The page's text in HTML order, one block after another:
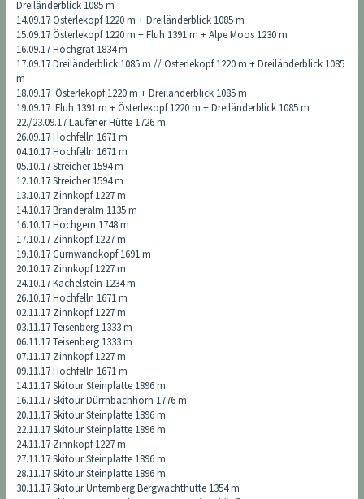
Dreiländerblick 1085 m
14.09.17 Österlekopf 1220 m + Dreiländerblick 1085 m
15.09.17 Österlekopf 1220 m + Fluh 1391 m + Alpe Moos 1230 m
16.09.17 Hochgrat 1834 m
17.09.17 Dreiländerblick 1085 m // Österlekopf 1220 m + Dreiländerblick 1085
m
18.09.17 Österlekopf 1220 m + Dreiländerblick 1085 m
19.09.17 Fluh 1391 m + Österlekopf 1220 m + Dreiländerblick 1085 m
22./23.09.17 Laufener Hütte 1726 m
26.09.17 Hochfelln 1671 m
04.10.17 Hochfelln 1671 m
05.10.17 Streicher 1594 m
12.10.17 Streicher 1594 m
13.10.17 Zinnkopf 1227 m
14.10.17 Branderalm 1135 m
16.10.17 Hochgern 1748 m
17.10.17 Zinnkopf 1227 m
19.10.17 Gurnwandkopf 1691 m
20.10.17 Zinnkopf 1227 m
24.10.17 Kachelstein 1234 m
26.10.17 Hochfelln 1671 m
02.11.17 Zinnkopf 1227 m
03.11.17 Teisenberg 1333 m
06.11.17 Teisenberg 1333 m
07.11.17 Zinnkopf 1227 m
09.11.17 Hochfelln 1671 m
14.11.17 Skitour Steinplatte 1896 m
16.11.17 Skitour Dürrnbachhorn 1776 m
20.11.17 Skitour Steinplatte 1896 m
22.11.17 Skitour Steinplatte 1896 m
24.11.17 Zinnkopf 1227 m
27.11.17 Skitour Steinplatte 1896 m
28.11.17 Skitour Steinplatte 1896 m
30.11.17 Skitour Unternberg Bergwachthütte 1354 m